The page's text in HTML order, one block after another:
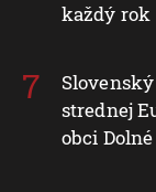
každý rok
strednej
obci